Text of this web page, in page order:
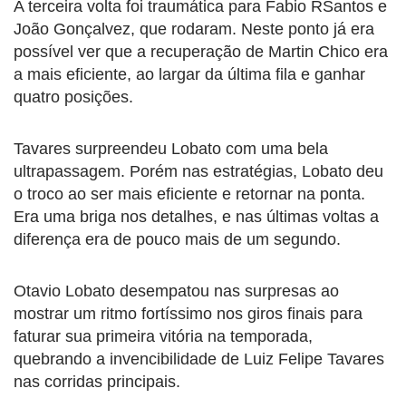
A terceira volta foi traumática para Fabio RSantos e
João Gonçalvez, que rodaram. Neste ponto já era
possível ver que a recuperação de Martin Chico era
a mais eficiente, ao largar da última fila e ganhar
quatro posições.
Tavares surpreendeu Lobato com uma bela
ultrapassagem. Porém nas estratégias, Lobato deu
o troco ao ser mais eficiente e retornar na ponta.
Era uma briga nos detalhes, e nas últimas voltas a
diferença era de pouco mais de um segundo.
Otavio Lobato desempatou nas surpresas ao
mostrar um ritmo fortíssimo nos giros finais para
faturar sua primeira vitória na temporada,
quebrando a invencibilidade de Luiz Felipe Tavares
nas corridas principais.